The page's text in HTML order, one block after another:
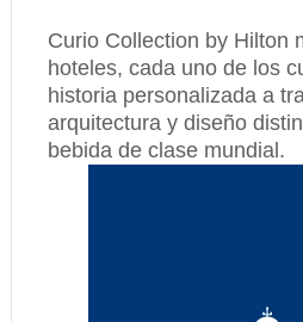
Curio Collection by Hilton
hoteles, cada uno de los
historia personalizada a
arquitectura y diseño
bebida de clase mundial.